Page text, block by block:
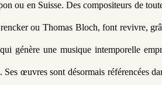
ou en Suisse. Des compositeurs de
ou Thomas Bloch, font revivre,
génère une musique intemporelle